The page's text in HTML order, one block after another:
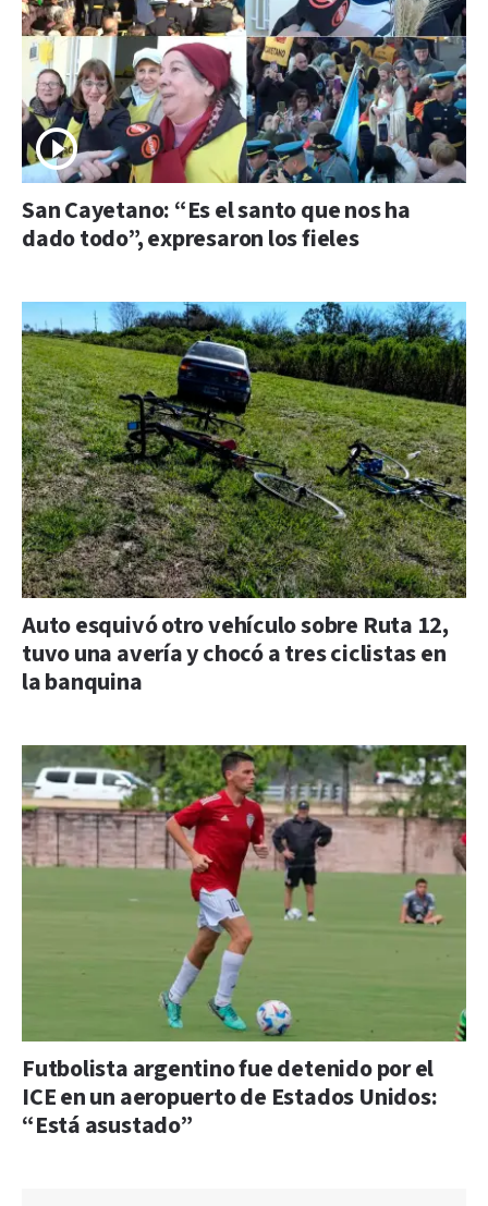
San Cayetano: “Es el santo que nos ha
dado todo”, expresaron los fieles
Auto esquivó otro vehículo sobre Ruta 12,
tuvo una avería y chocó a tres ciclistas en
la banquina
Futbolista argentino fue detenido por el
ICE en un aeropuerto de Estados Unidos:
“Está asustado”